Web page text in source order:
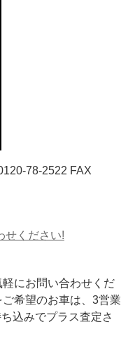
78-2522 FAX
せください!
にお問い合わせくだ
希望のお車は、3営業
込みでプラス査定さ